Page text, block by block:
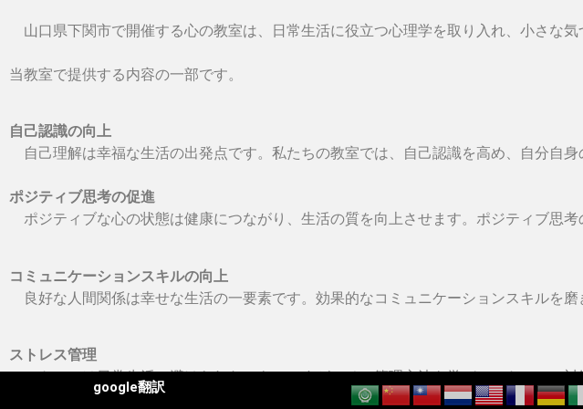
山口県下関市で開催する心の教室は、日常生活に役立つ心理学を取り入れ、小さな
当教室で提供する内容の一部です。
自己認識の向上
自己理解は幸福な生活の出発点です。私たちの教室では、自己認識を高め、自分自身
ポジティブ思考の促進
ポジティブな心の状態は健康につながり、生活の質を向上させます。ポジティブ思
コミュニケーションスキルの向上
良好な人間関係は幸せな生活の一要素です。効果的なコミュニケーションスキルを磨
ストレス管理
ストレスは日常生活で避けられないものですが、その管理方法を学び、ストレスに
google翻訳